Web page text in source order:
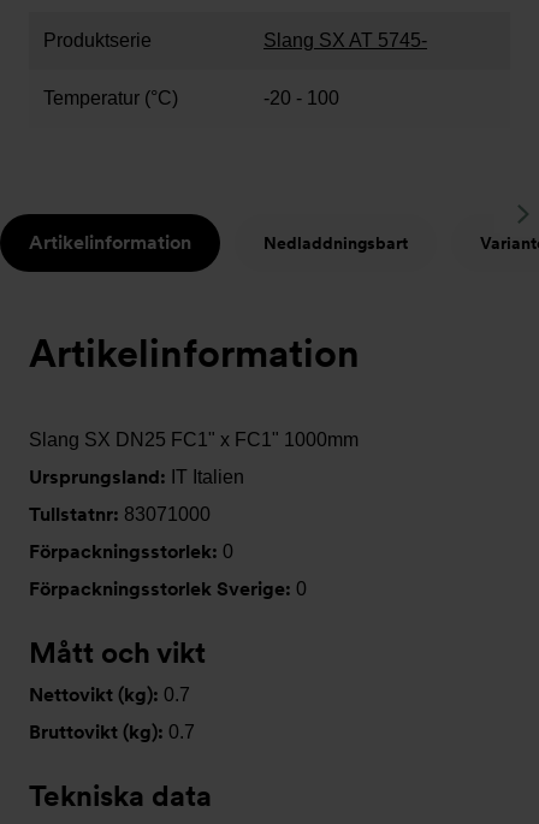
Produktserie Slang SX AT 5745-
Temperatur (°C) -20 - 100
Artikelinformation Nedladdningsbart
Artikelinformation
Slang SX DN25 FC1" x FC1" 1000mm
Ursprungsland: IT Italien
Tullstatnr: 83071000
Förpackningsstorlek: 0
Förpackningsstorlek Sverige: 0
Mått och vikt
Nettovikt (kg): 0.7
Bruttovikt (kg): 0.7
Tekniska data